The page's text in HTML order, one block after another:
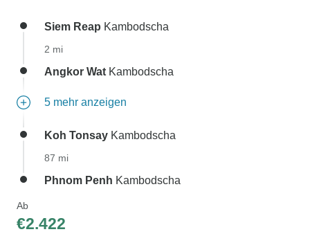
Siem Reap Kambodscha
2 mi
Angkor Wat Kambodscha
5 mehr anzeigen
Koh Tonsay Kambodscha
87 mi
Phnom Penh Kambodscha
Ab
€2.422